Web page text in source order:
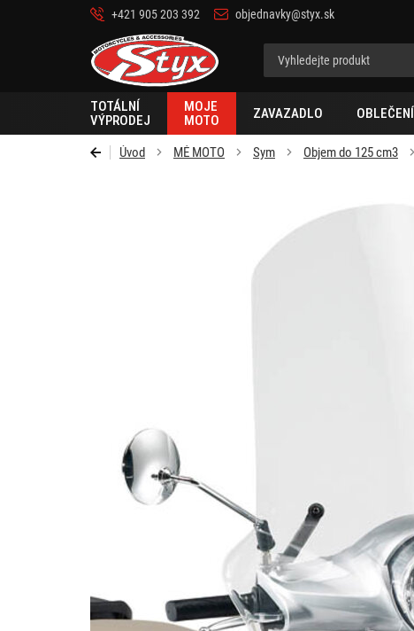
+421 905 203 392 objednavky@styx.sk
Styx-
cz
TOTÁLNÍ
VÝPRODEJ
MOJE
MOTO
ZAVAZADLO OBLEČENÍ
Úvod MÉ MOTO Sym Objem do 125 cm3